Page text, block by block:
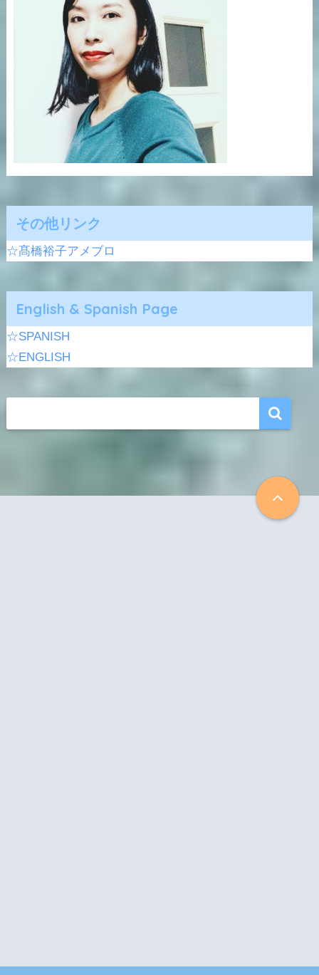
その他リンク
☆髙橋裕子アメブロ
English & Spanish Page
☆SPANISH
☆ENGLISH